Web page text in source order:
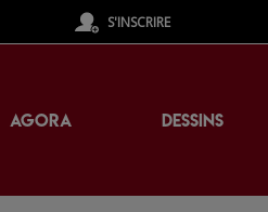
S'INSCRIRE
AGORA DESSINS